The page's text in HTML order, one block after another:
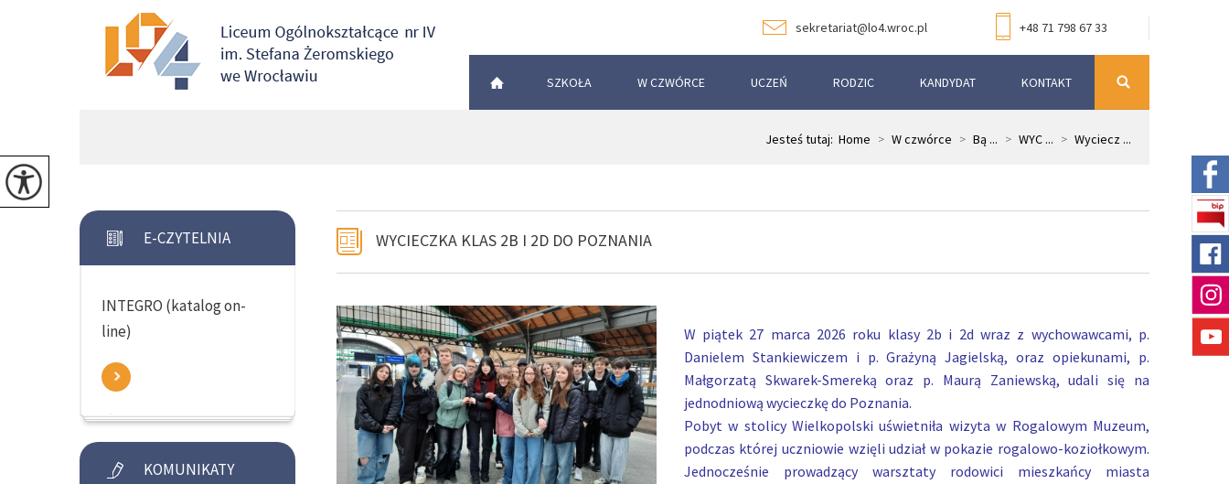
sekretariat@lo4.wroc.pl +48 71 798 67 33
SZKOŁA W CZWÓRCE UCZEŃ RODZIC KANDYDAT KONTAKT
Jesteś tutaj: Home > W czwórce > Bą ... > WYC ... > Wyciecz ...
WYCIECZKA KLAS 2B I 2D DO POZNANIA
W piątek 27 marca 2026 roku klasy 2b i 2d wraz z wychowawcami, p.
Danielem Stankiewiczem i p. Grażyną Jagielską, oraz opiekunami, p.
Małgorzatą Skwarek-Smereką oraz p. Maurą Zaniewską, udali się na
jednodniową wycieczkę do Poznania.
Pobyt w stolicy Wielkopolski uświetniła wizyta w Rogalowym Muzeum,
podczas której uczniowie wzięli udział w pokazie rogalowo-koziołkowym.
Jednocześnie prowadzący warsztaty rodowici mieszkańcy miasta
E-CZYTELNIA
INTEGRO (katalog on-
line)
KOMUNIKATY